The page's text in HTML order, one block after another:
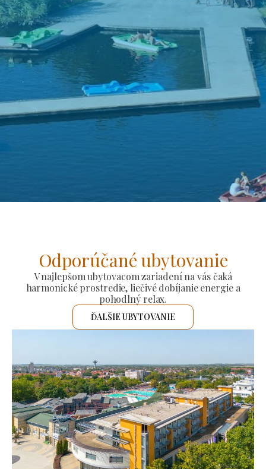
Odporúčané ubytovanie
V najlepšom ubytovacom zariadení na vás čaká
harmonické prostredie, liečivé dobíjanie energie a
pohodlný relax.
ĎALŠIE UBYTOVANIE